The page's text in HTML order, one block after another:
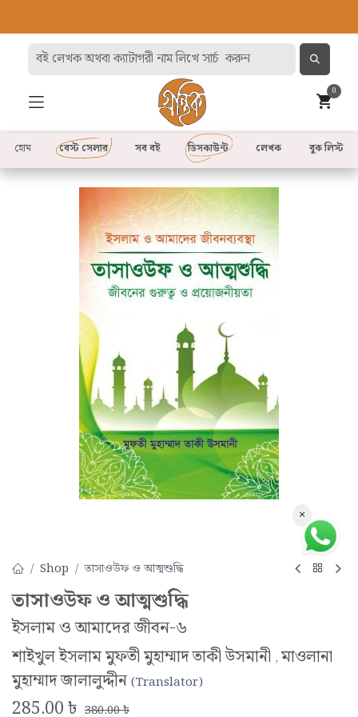
0
হোম বেস্ট সেলার সব বই লেখক
ডিসকাউন্ট বুক লিস্ট
Shop তাসাওউফ ও আত্মশুদ্ধি
তাসাওউফ ও আত্মশুদ্ধি
ইসলাম ও আমাদের জীবন-৬
শাইখুল ইসলাম মুফতী মুহাম্মাদ তাকী উসমানী , মাওলানা
মুহাম্মাদ জালালুদ্দীন (Translator)
285.00৳ 380.00৳
×